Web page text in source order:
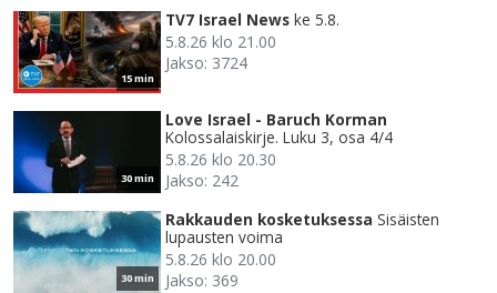
15 min
TV7 Israel News ke 5.8.
5.8.26 klo 21.00
Jakso: 3724
30 min
Love Israel - Baruch Korman
Kolossalaiskirje. Luku 3, osa 4/4
5.8.26 klo 20.30
Jakso: 242
30 min
Rakkauden kosketuksessa Sisäisten
lupausten voima
5.8.26 klo 20.00
Jakso: 369